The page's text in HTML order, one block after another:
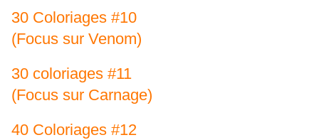
30 Coloriages #10
(Focus sur Venom)
30 coloriages #11
(Focus sur Carnage)
40 Coloriages #12